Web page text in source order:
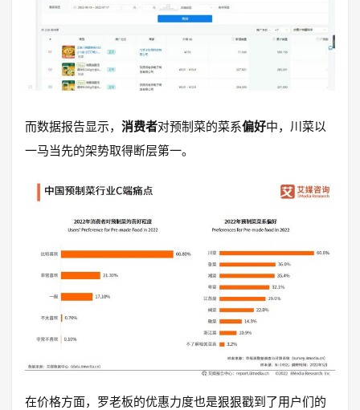
而数据报告显示， 消费者对预制菜的菜系偏好中，川菜以
一马当先的架势取得断层第一。
在价格方面，罗老板的优惠力度也是狠狠戳到了用户们的